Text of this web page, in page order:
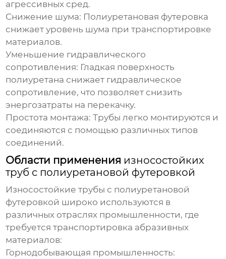
агрессивных сред.
Снижение шума: Полиуретановая футеровка
снижает уровень шума при транспортировке
материалов.
Уменьшение гидравлического
сопротивления: Гладкая поверхность
полиуретана снижает гидравлическое
сопротивление, что позволяет снизить
энергозатраты на перекачку.
Простота монтажа: Трубы легко монтируются и
соединяются с помощью различных типов
соединений.
Области применения износостойких
труб с полиуретановой футеровкой
Износостойкие трубы с полиуретановой
футеровкой широко используются в
различных отраслях промышленности, где
требуется транспортировка абразивных
материалов:
Горнодобывающая промышленность: